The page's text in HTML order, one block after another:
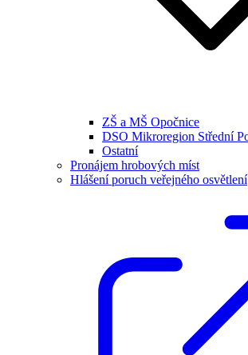
ZŠ a MŠ Opočnice
DSO Mikroregion Střední
Ostatní
Pronájem hrobových míst
Hlášení poruch veřejného osvětlení